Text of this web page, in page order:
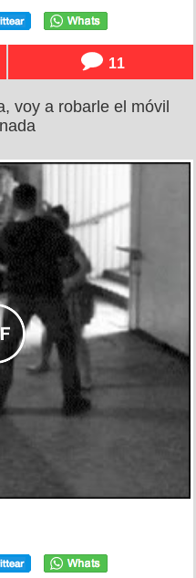
11
voy a robarle el móvil